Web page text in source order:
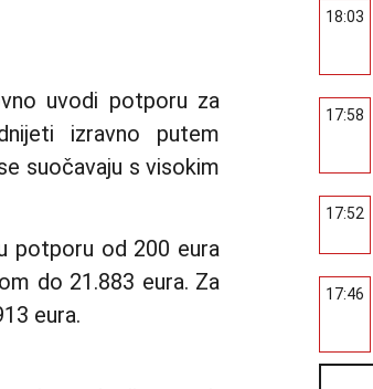
uvodi potporu za
izravno putem
suočavaju s visokim
potporu od 200 eura
do 21.883 eura. Za
eura.
18:03
17:58
17:52
17:46